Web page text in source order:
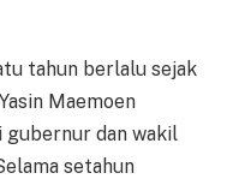
tahun berlalu sejak
Maemoen
gubernur dan wakil
setahun